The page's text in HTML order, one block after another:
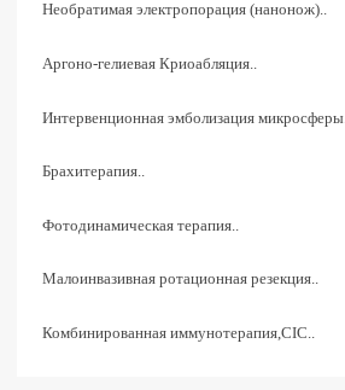
Необратимая электропорация (нанонож)..
Аргоно-гелиевая Криоабляция..
Интервенционная эмболизация микросферы..
Брахитерапия..
Фотодинамическая терапия..
Малоинвазивная ротационная резекция..
Комбинированная иммунотерапия,CIC..